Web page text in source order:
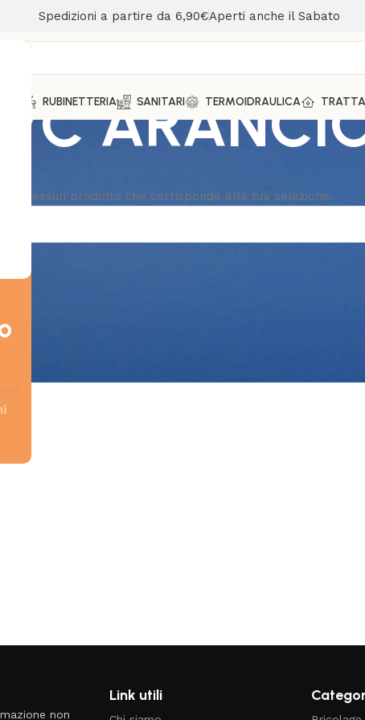
Spedizioni a partire da 6,90€Aperti anche il Sabato
RUBINETTERIA SANITARI TERMOIDRAULICA
nessun prodotto che corrisponde alla tua selezione.
non
Link utili